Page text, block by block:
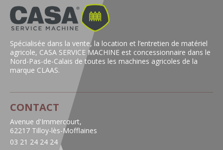
Spécialisée dans la vente, la location et l’entretien de matériel
agricole, CASA SERVICE MACHINE est concessionnaire dans le
Nord-Pas-de-Calais de toutes les machines agricoles de la
marque CLAAS.
CONTACT
Avenue d'Immercourt,
62217 Tilloy-lès-Mofflaines
03 21 24 24 24